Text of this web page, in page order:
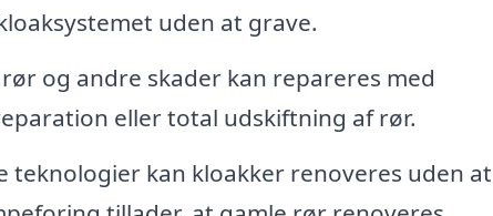
uden at grave.
og andre skader kan repareres med
eller total udskiftning af rør.
teknologier kan kloakker renoveres uden at